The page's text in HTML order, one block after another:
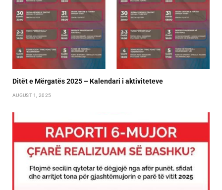
Ditët e Mërgatës 2025 – Kalendari i aktiviteteve
AUGUST 1, 2025